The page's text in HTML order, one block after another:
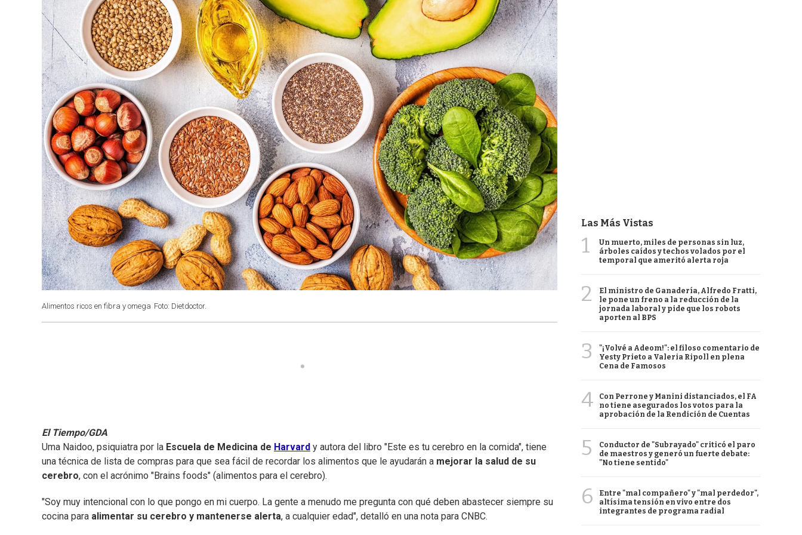
Alimentos ricos en fibra y omega Foto: Dietdoctor.
El Tiempo/GDA
Uma Naidoo, psiquiatra por la Escuela de Medicina de Harvard y autora del libro "Este es tu cerebro en la comida", tiene
una técnica de lista de compras para que sea fácil de recordar los alimentos que le ayudarán a mejorar la salud de su
cerebro, con el acrónimo "Brains foods" (alimentos para el cerebro).
"Soy muy intencional con lo que pongo en mi cuerpo. La gente a menudo me pregunta con qué deben abastecer siempre su
cocina para alimentar su cerebro y mantenerse alerta, a cualquier edad", detalló en una nota para CNBC.
Las Más Vistas
1
Un muerto, miles de personas sin luz,
árboles caídos y techos volados por el
temporal que ameritó alerta roja
2
El ministro de Ganadería, Alfredo Fratti,
le pone un freno a la reducción de la
jornada laboral y pide que los robots
aporten al BPS
3
"¡Volvé a Adeom!": el filoso comentario de
Yesty Prieto a Valeria Ripoll en plena
Cena de Famosos
4
Con Perrone y Manini distanciados, el FA
no tiene asegurados los votos para la
aprobación de la Rendición de Cuentas
5
Conductor de "Subrayado" criticó el paro
de maestros y generó un fuerte debate:
"No tiene sentido"
6
Entre "mal compañero" y "mal perdedor",
altísima tensión en vivo entre dos
integrantes de programa radial